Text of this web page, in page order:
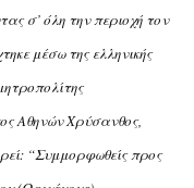
σ’ όλη την περιοχή τον
μέσω της ελληνικής
Aθηνών Xρύσανθος,
“Συμμορφωθείς προς